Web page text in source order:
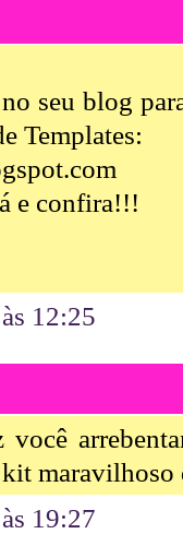
seu blog
Templates:
e confira!!!
12:25
você
maravilhoso
19:27